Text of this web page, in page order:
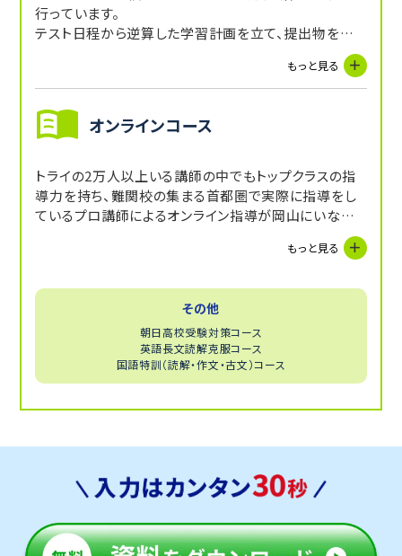
行っています。
テスト日程から逆算した学習計画を立て、提出物を完
志望校（公立高校や専願私立高校）に必要な内申点に
あと少し足りない生徒さんや定期試験対策の勉強を自
分で計画を立てて取り組めない生徒さんに人気です。
もっと見る
オンラインコース
トライの2万人以上いる講師の中でもトップクラスの指
導力を持ち、難関校の集まる首都圏で実際に指導をし
ているプロ講師によるオンライン指導が岡山にいなが
特に苦手な科目はオンライン家庭教師での個別指導、
なおかつ多くの科目を対策したい場合はオンライン
LIVE集団塾、自宅での学習がどうしてもはかどらない
という場合はオンライン自習室、というようにあらゆるオ
ンラインサービスを扱っております。教育における地域
格差を埋めるために必須のスタイルであり、トライだか
ンライン×オフラインで効率よく対応することがカギで
もっと見る
その他
朝日高校受験対策コース
英語長文読解克服コース
国語特訓（読解・作文・古文）コース